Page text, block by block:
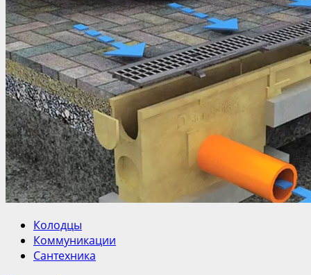
Колодцы
Коммуникации
Сантехника